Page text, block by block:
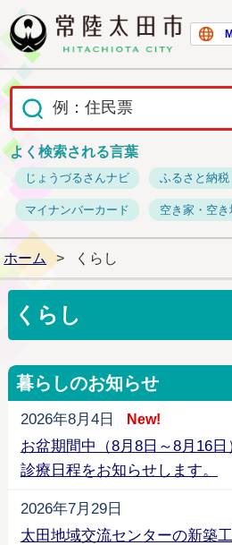
よく検索される言葉
じょうづるさんナビ ふるさと納税
マイナンバーカード 空き家・空き
ホーム > くらし
くらし
暮らしのお知らせ
2026年8月4日 New!
お盆期間中（8月8日～8月16
診療日程をお知らせします。
2026年7月29日
太田地域交流センターの新築